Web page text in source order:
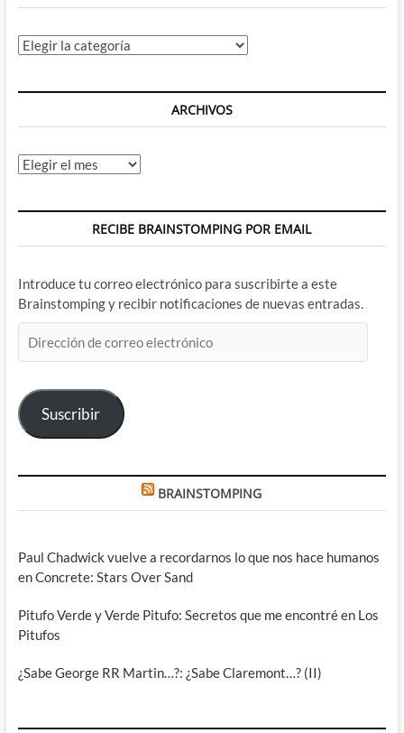
Categorías
ARCHIVOS
Archivos
RECIBE BRAINSTOMPING POR EMAIL
Introduce tu correo electrónico para suscribirte a este
Brainstomping y recibir notificaciones de nuevas entradas.
de
electrónico
Suscribir
BRAINSTOMPING
Paul Chadwick vuelve a recordarnos lo que nos hace humanos
en Concrete: Stars Over Sand
Pitufo Verde y Verde Pitufo: Secretos que me encontré en Los
Pitufos
¿Sabe George RR Martin…?: ¿Sabe Claremont…? (II)